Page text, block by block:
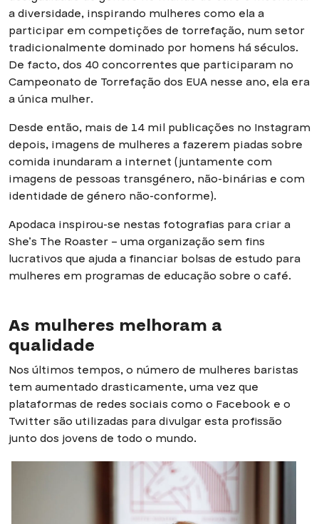
a diversidade, inspirando mulheres como ela a
participar em competições de torrefação, num setor
tradicionalmente dominado por homens há séculos.
De facto, dos 40 concorrentes que participaram no
Campeonato de Torrefação dos EUA nesse ano, ela era
a única mulher.
Desde então, mais de 14 mil publicações no Instagram
depois, imagens de mulheres a fazerem piadas sobre
comida inundaram a internet (juntamente com
imagens de pessoas transgénero, não-binárias e com
identidade de género não-conforme).
Apodaca inspirou-se nestas fotografias para criar a
She’s The Roaster – uma organização sem fins
lucrativos que ajuda a financiar bolsas de estudo para
mulheres em programas de educação sobre o café.
As mulheres melhoram a
qualidade
Nos últimos tempos, o número de mulheres baristas
tem aumentado drasticamente, uma vez que
plataformas de redes sociais como o Facebook e o
Twitter são utilizadas para divulgar esta profissão
junto dos jovens de todo o mundo.